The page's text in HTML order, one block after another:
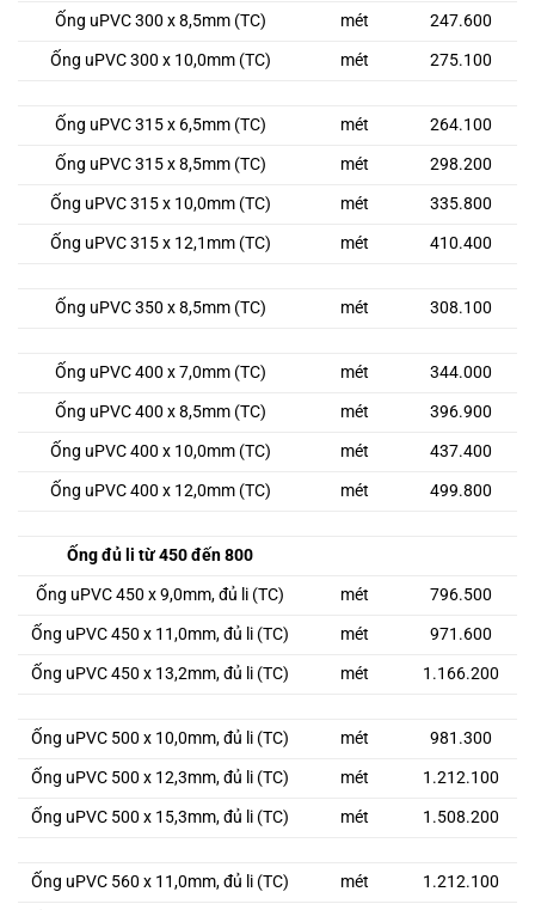
Ống uPVC 300 x 8,5mm (TC)
mét
247.600
Ống uPVC 300 x 10,0mm (TC)
mét 275.100
Ống uPVC 315 x 6,5mm (TC) mét
264.100
Ống uPVC 315 x 8,5mm (TC)
mét
298.200
Ống uPVC 315 x 10,0mm (TC)
mét
335.800
Ống uPVC 315 x 12,1mm (TC)
mét 410.400
Ống uPVC 350 x 8,5mm (TC) mét 308.100
Ống uPVC 400 x 7,0mm (TC) mét
344.000
Ống uPVC 400 x 8,5mm (TC)
mét
396.900
Ống uPVC 400 x 10,0mm (TC)
mét
437.400
Ống uPVC 400 x 12,0mm (TC)
mét 499.800
Ống đủ li từ 450 đến 800
Ống uPVC 450 x 9,0mm, đủ li (TC)
mét
796.500
Ống uPVC 450 x 11,0mm, đủ li (TC)
mét
971.600
Ống uPVC 450 x 13,2mm, đủ li (TC)
mét 1.166.200
Ống uPVC 500 x 10,0mm, đủ li (TC) mét
981.300
Ống uPVC 500 x 12,3mm, đủ li (TC)
mét
1.212.100
Ống uPVC 500 x 15,3mm, đủ li (TC)
mét 1.508.200
Ống uPVC 560 x 11,0mm, đủ li (TC) mét
1.212.100